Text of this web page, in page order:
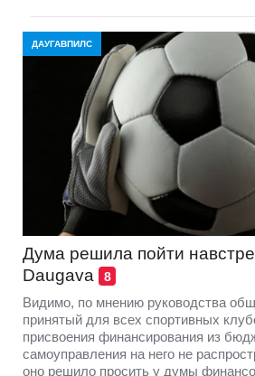
ДАУГАВПИЛС
Дума решила пойти
Daugava
8
Видимо, по мнению руководства
принятый для всех спортивных
присвоения финансирования из
самоуправления на него не
оно решило просить у думы